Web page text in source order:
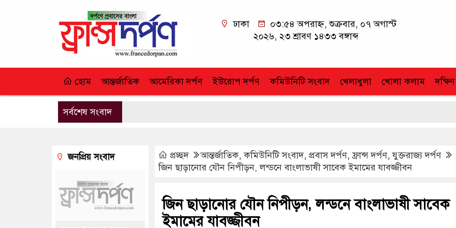
ঢাকা
০৩:৫৪ অপরাহ্ন, শুক্রবার, ০৭ অগাস্ট
২০২৬, ২৩ শ্রাবণ ১৪৩৩ বঙ্গাব্দ
হোম আন্তর্জাতিক আমেরিকা দর্পণ ইউরোপ দর্পণ কমিউনিটি সংবাদ খেলাধুলা খোলা কলাম
সর্বশেষ সংবাদ
প্রচ্ছদ আন্তর্জাতিক,কমিউনিটি সংবাদ, প্রবাস দর্পণ,ফ্রান্স দর্পণ,যুক্তরাজ্য দর্পণ
জিন ছাড়ানোর যৌন নিপীড়ন, লন্ডনে বাংলাভাষী সাবেক ইমামের যাবজ্জীবন
জিন ছাড়ানোর যৌন নিপীড়ন, লন্ডনে বাংলাভাষী সাবেক
ইমামের যাবজ্জীবন
জনপ্রিয় সংবাদ